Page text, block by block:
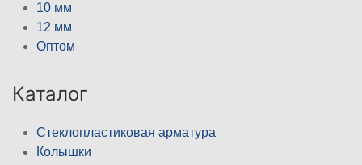
10 мм
12 мм
Оптом
Каталог
Стеклопластиковая арматура
Колышки